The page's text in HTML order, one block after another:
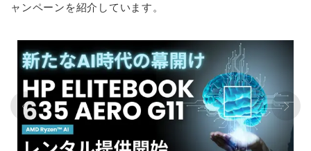
ャンペーンを紹介しています。